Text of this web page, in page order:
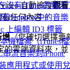
沒有iTunes的情
Dropbox中的音樂
上編輯 ID3 標籤
機檔案（iTunes
流音樂到iPhone
應用程式或使用
自動追蹤觀看
看任何內容。
增（您確切選擇要
的雲端資料夾，並